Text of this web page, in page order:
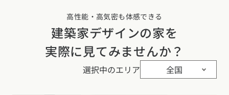
高性能・高気密も体感できる
建築家デザインの家を
実際に見てみませんか？
選択中のエリア 全国